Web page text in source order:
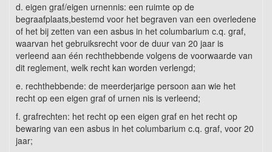
d. eigen graf/eigen urnennis: een ruimte op de
begraafplaats,bestemd voor het begraven van een overledene
of het bij zetten van een asbus in het columbarium c.q. graf,
waarvan het gebruiksrecht voor de duur van 20 jaar is
verleend aan één rechthebbende volgens de voorwaarde van
dit reglement, welk recht kan worden verlengd;
e. rechthebbende: de meerderjarige persoon aan wie het
recht op een eigen graf of urnen nis is verleend;
f. grafrechten: het recht op een eigen graf en het recht op
bewaring van een asbus in het columbarium c.q. graf, voor 20
jaar;